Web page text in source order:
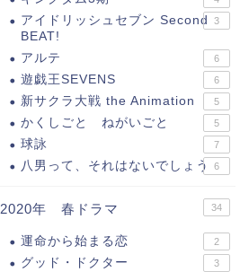
アイドリッシュセブン Second
BEAT!
3
アルテ 6
遊戯王SEVENS 6
新サクラ大戦 the Animation 5
かくしごと ねがいごと 5
球詠 7
八男って、それはないでしょう 6
2020年 春ドラマ 34
運命から始まる恋 2
グッド・ドクター 3